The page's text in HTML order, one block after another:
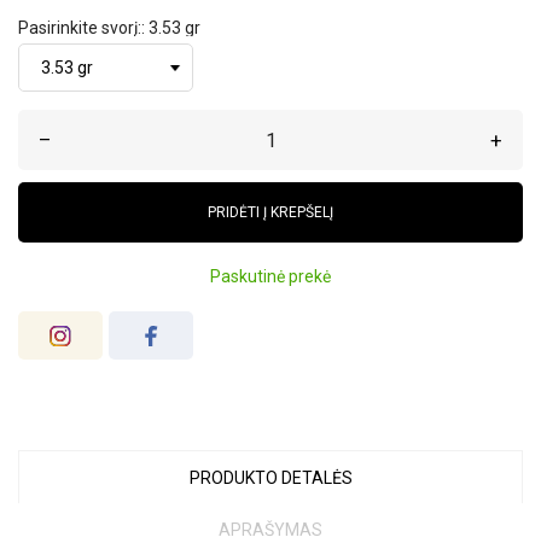
Pasirinkite svorį:: 3.53 gr
– +
PRIDĖTI Į KREPŠELĮ
Paskutinė prekė
PRODUKTO DETALĖS
APRAŠYMAS